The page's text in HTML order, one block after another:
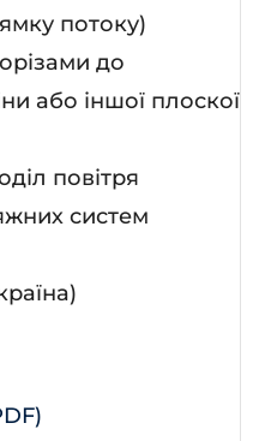
потоку)
до
або іншої плоскої
повітря
систем